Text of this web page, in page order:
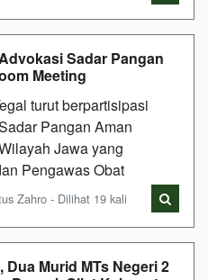
Sadar Pangan
Meeting
turut berpartisipasi
Pangan Aman
Jawa yang
Pengawas Obat
Zahro - Dilihat 19 kali
Murid MTs Negeri 2